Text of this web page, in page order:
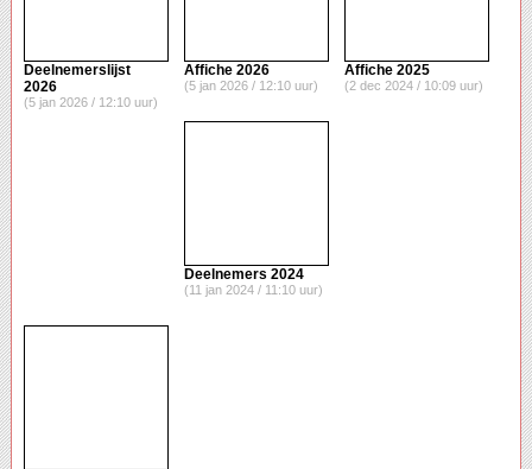
Deelnemerslijst
2026
(5 jan 2026 / 12:10 uur)
Affiche 2026
(5 jan 2026 / 12:10 uur)
Affiche 2025
(2 dec 2024 / 10:09 uur)
Deelnemers 2024
(11 jan 2024 / 11:10 uur)